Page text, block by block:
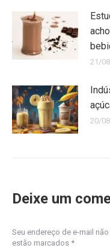
21/
20/
Deixe um
Seu endereço de e-mail
estão marcados *